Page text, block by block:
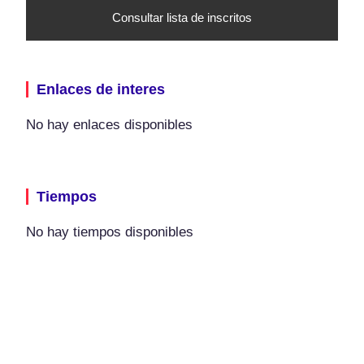
Consultar lista de inscritos
Enlaces de interes
No hay enlaces disponibles
Tiempos
No hay tiempos disponibles